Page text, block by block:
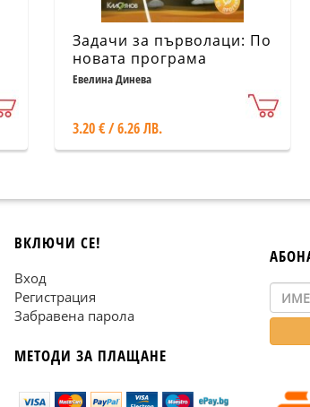
Задачи за първолаци: По
новата програма
Евелина Динева
3.20 € / 6.26 ЛВ.
ВКЛЮЧИ СЕ!
Вход
Регистрация
Забравена парола
МЕТОДИ ЗА ПЛАЩАНЕ